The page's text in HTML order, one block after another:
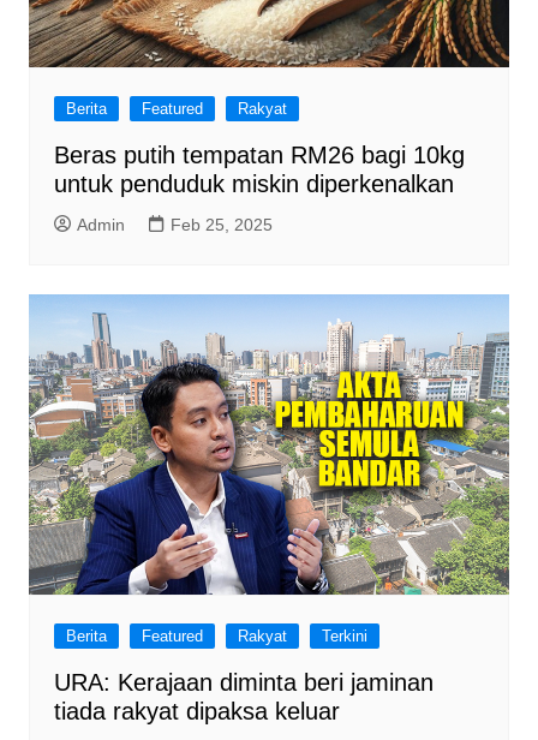
Berita Featured Rakyat
Beras putih tempatan RM26 bagi 10kg
untuk penduduk miskin diperkenalkan
Admin Feb 25, 2025
Berita Featured Rakyat Terkini
URA: Kerajaan diminta beri jaminan
tiada rakyat dipaksa keluar